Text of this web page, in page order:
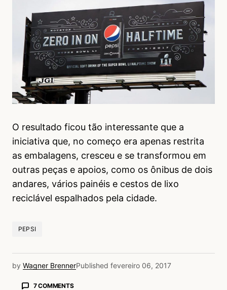
O resultado ficou tão interessante que a
iniciativa que, no começo era apenas restrita
as embalagens, cresceu e se transformou em
outras peças e apoios, como os ônibus de dois
andares, vários painéis e cestos de lixo
reciclável espalhados pela cidade.
PEPSI
by Wagner BrennerPublished fevereiro 06, 2017
7 COMMENTS